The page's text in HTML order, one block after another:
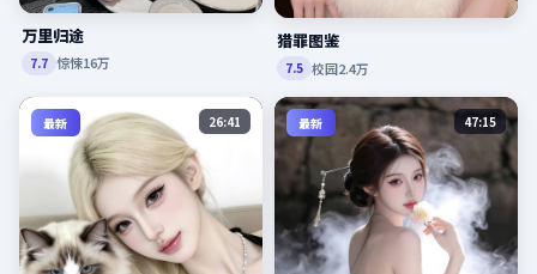
万里归途
7.7 惊悚16万
猎罪图鉴
7.5 校园2.4万
最新 26:41 最新 47:15